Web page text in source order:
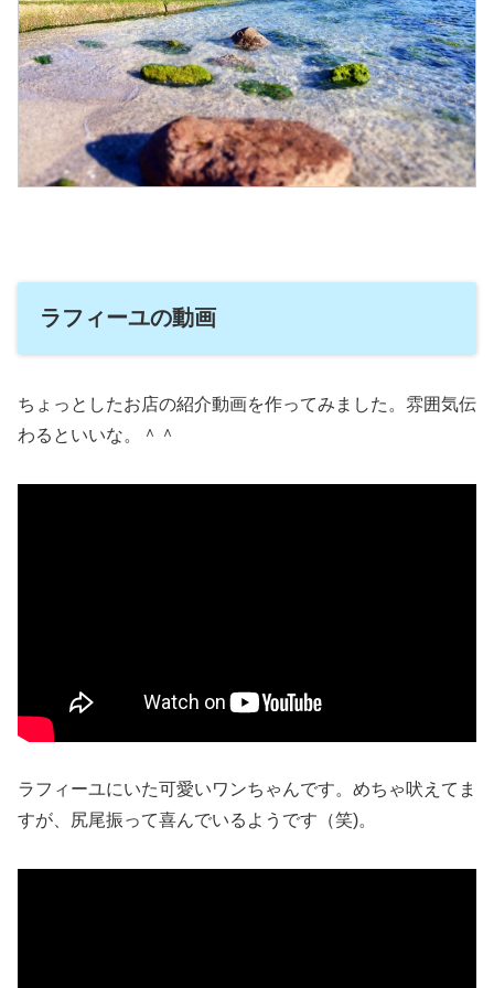
ラフィーユの動画
ちょっとしたお店の紹介動画を作ってみました。雰囲気伝
わるといいな。＾＾
ラフィーユにいた可愛いワンちゃんです。めちゃ吠えてま
すが、尻尾振って喜んでいるようです（笑)。